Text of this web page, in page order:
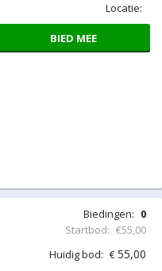
Locatie:
BIED MEE
Biedingen: 0
Startbod: €55,00
Huidig bod: €55,00